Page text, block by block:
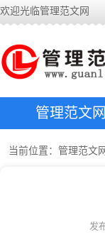
欢迎光临管理范文网
管理范文网
当前位置： 管理范文
发